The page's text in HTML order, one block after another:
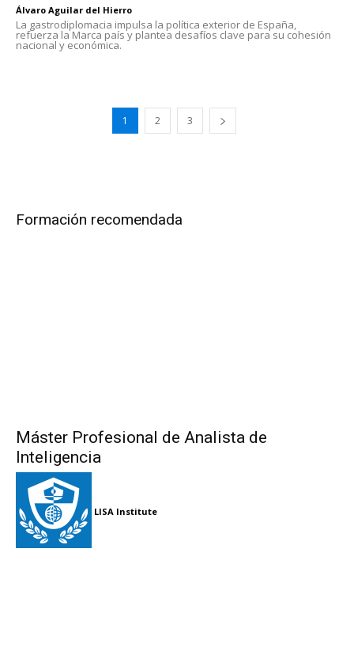
Álvaro Aguilar del Hierro
La gastrodiplomacia impulsa la política exterior de España,
refuerza la Marca país y plantea desafíos clave para su cohesión
nacional y económica.
1 2 3
Formación recomendada
Máster Profesional de Analista de
Inteligencia
LISA Institute